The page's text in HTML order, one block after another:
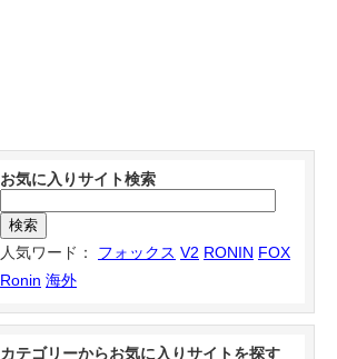
お気に入りサイト検索
人気ワード： フォックス V2 RONIN FOX
Ronin 海外
カテゴリーからお気に入りサイトを探す